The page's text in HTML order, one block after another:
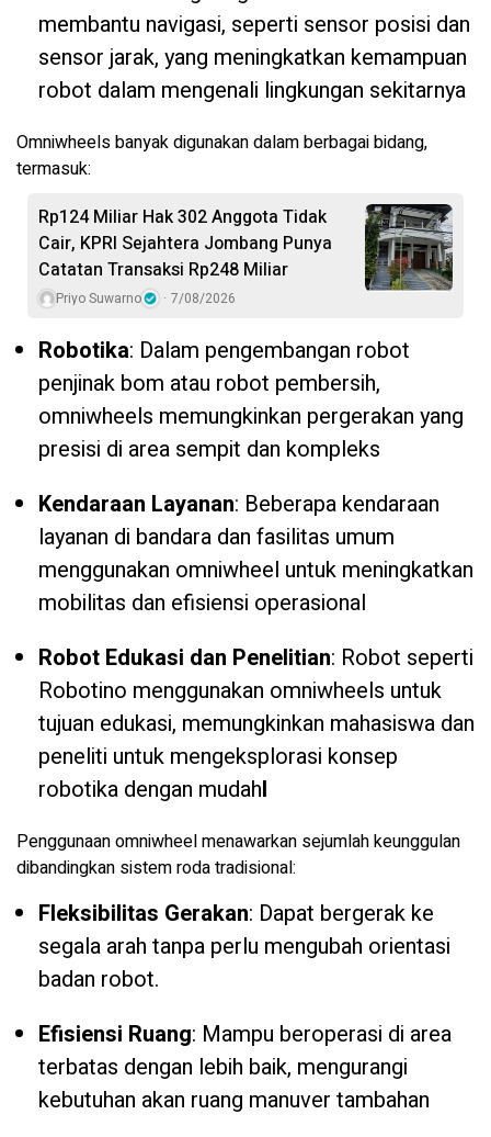
membantu navigasi, seperti sensor posisi dan
sensor jarak, yang meningkatkan kemampuan
robot dalam mengenali lingkungan sekitarnya
Omniwheels banyak digunakan dalam berbagai bidang,
termasuk:
Rp124 Miliar Hak 302 Anggota Tidak
Cair, KPRI Sejahtera Jombang Punya
Catatan Transaksi Rp248 Miliar
Priyo Suwarno 7/08/2026
Robotika: Dalam pengembangan robot
penjinak bom atau robot pembersih,
omniwheels memungkinkan pergerakan yang
presisi di area sempit dan kompleks
Kendaraan Layanan: Beberapa kendaraan
layanan di bandara dan fasilitas umum
menggunakan omniwheel untuk meningkatkan
mobilitas dan efisiensi operasional
Robot Edukasi dan Penelitian: Robot seperti
Robotino menggunakan omniwheels untuk
tujuan edukasi, memungkinkan mahasiswa dan
peneliti untuk mengeksplorasi konsep
robotika dengan mudahl
Penggunaan omniwheel menawarkan sejumlah keunggulan
dibandingkan sistem roda tradisional:
Fleksibilitas Gerakan: Dapat bergerak ke
segala arah tanpa perlu mengubah orientasi
badan robot.
Efisiensi Ruang: Mampu beroperasi di area
terbatas dengan lebih baik, mengurangi
kebutuhan akan ruang manuver tambahan